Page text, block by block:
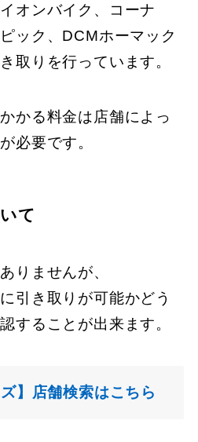
オンバイク、​コーナ
ック、​DCMホーマック
取りを行っています。
かる料金は店舗によっ
必要です。​
て
りませんが、
引き取りが可能かどう
することが出来ます。
】店舗検索はこちら